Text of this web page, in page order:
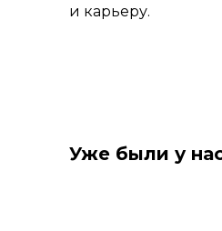
и карьеру.
Уже были у